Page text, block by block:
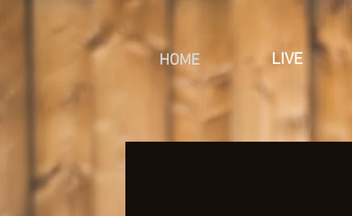
HOME LIVE